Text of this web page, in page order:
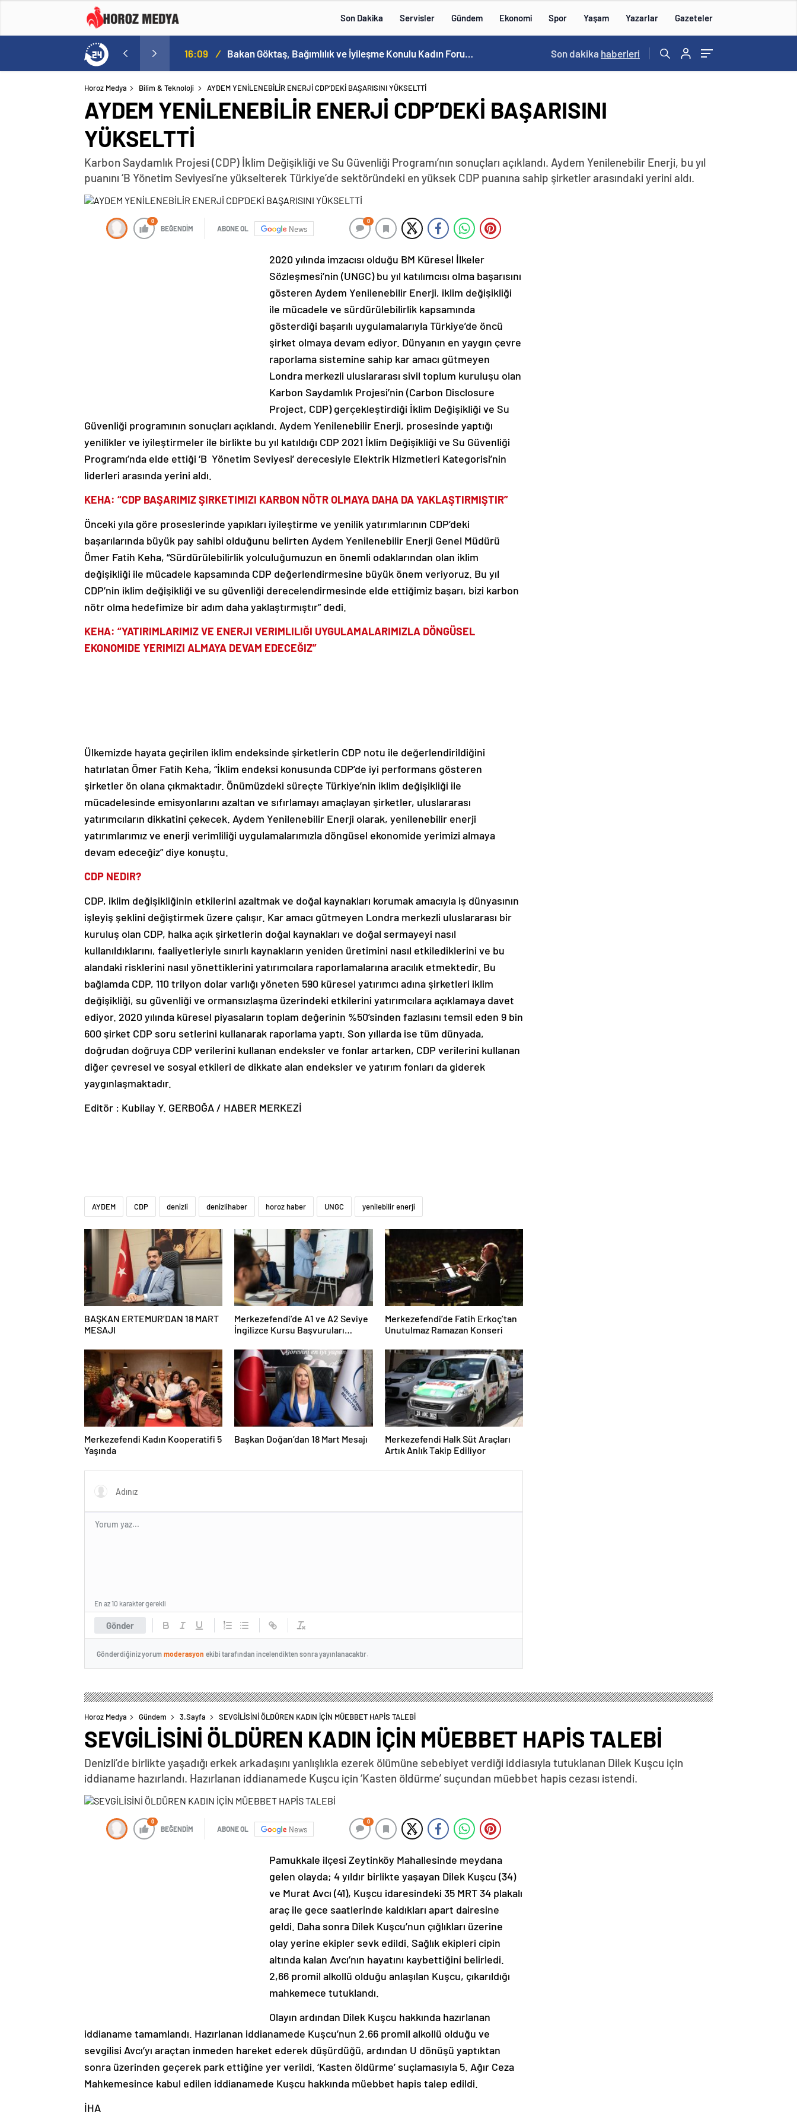
Son Dakika Servisler Gündem Ekonomi Spor Yaşam Yazarlar Gazeteler
16:09 / Bakan Göktaş, Bağımlılık ve İyileşme Konulu Kadın Forumu’nda konuştu: 15:59 /
Son dakika haberleri
Horoz Medya Bilim & Teknoloji AYDEM YENİLENEBİLİR ENERJİ CDP’DEKİ BAŞARISINI YÜKSELTTİ
AYDEM YENİLENEBİLİR ENERJİ CDP’DEKİ BAŞARISINI
YÜKSELTTİ
Karbon Saydamlık Projesi (CDP) İklim Değişikliği ve Su Güvenliği Programı’nın sonuçları açıklandı. Aydem Yenilenebilir Enerji, bu yıl
puanını ‘B Yönetim Seviyesi’ne yükselterek Türkiye’de sektöründeki en yüksek CDP puanına sahip şirketler arasındaki yerini aldı.
0
BEĞENDİM ABONE OL News
0
2020 yılında imzacısı olduğu BM Küresel İlkeler
Sözleşmesi’nin (UNGC) bu yıl katılımcısı olma başarısını
gösteren Aydem Yenilenebilir Enerji, iklim değişikliği
ile mücadele ve sürdürülebilirlik kapsamında
gösterdiği başarılı uygulamalarıyla Türkiye’de öncü
şirket olmaya devam ediyor. Dünyanın en yaygın çevre
raporlama sistemine sahip kar amacı gütmeyen
Londra merkezli uluslararası sivil toplum kuruluşu olan
Karbon Saydamlık Projesi’nin (Carbon Disclosure
Project, CDP) gerçekleştirdiği İklim Değişikliği ve Su
Güvenliği programının sonuçları açıklandı. Aydem Yenilenebilir Enerji, prosesinde yaptığı
yenilikler ve iyileştirmeler ile birlikte bu yıl katıldığı CDP 2021 İklim Değişikliği ve Su Güvenliği
Programı’nda elde ettiği ‘B Yönetim Seviyesi’ derecesiyle Elektrik Hizmetleri Kategorisi’nin
liderleri arasında yerini aldı.
KEHA: “CDP BAŞARIMIZ ŞIRKETIMIZI KARBON NÖTR OLMAYA DAHA DA YAKLAŞTIRMIŞTIR”
Önceki yıla göre proseslerinde yapıkları iyileştirme ve yenilik yatırımlarının CDP’deki
başarılarında büyük pay sahibi olduğunu belirten Aydem Yenilenebilir Enerji Genel Müdürü
Ömer Fatih Keha, “Sürdürülebilirlik yolculuğumuzun en önemli odaklarından olan iklim
değişikliği ile mücadele kapsamında CDP değerlendirmesine büyük önem veriyoruz. Bu yıl
CDP’nin iklim değişikliği ve su güvenliği derecelendirmesinde elde ettiğimiz başarı, bizi karbon
nötr olma hedefimize bir adım daha yaklaştırmıştır” dedi.
KEHA: “YATIRIMLARIMIZ VE ENERJI VERIMLILIĞI UYGULAMALARIMIZLA DÖNGÜSEL
EKONOMIDE YERIMIZI ALMAYA DEVAM EDECEĞIZ”
Ülkemizde hayata geçirilen iklim endeksinde şirketlerin CDP notu ile değerlendirildiğini
hatırlatan Ömer Fatih Keha, “İklim endeksi konusunda CDP’de iyi performans gösteren
şirketler ön olana çıkmaktadır. Önümüzdeki süreçte Türkiye’nin iklim değişikliği ile
mücadelesinde emisyonlarını azaltan ve sıfırlamayı amaçlayan şirketler, uluslararası
yatırımcıların dikkatini çekecek. Aydem Yenilenebilir Enerji olarak, yenilenebilir enerji
yatırımlarımız ve enerji verimliliği uygulamalarımızla döngüsel ekonomide yerimizi almaya
devam edeceğiz” diye konuştu.
CDP NEDIR?
CDP, iklim değişikliğinin etkilerini azaltmak ve doğal kaynakları korumak amacıyla iş dünyasının
işleyiş şeklini değiştirmek üzere çalışır. Kar amacı gütmeyen Londra merkezli uluslararası bir
kuruluş olan CDP, halka açık şirketlerin doğal kaynakları ve doğal sermayeyi nasıl
kullanıldıklarını, faaliyetleriyle sınırlı kaynakların yeniden üretimini nasıl etkilediklerini ve bu
alandaki risklerini nasıl yönettiklerini yatırımcılara raporlamalarına aracılık etmektedir. Bu
bağlamda CDP, 110 trilyon dolar varlığı yöneten 590 küresel yatırımcı adına şirketleri iklim
değişikliği, su güvenliği ve ormansızlaşma üzerindeki etkilerini yatırımcılara açıklamaya davet
ediyor. 2020 yılında küresel piyasaların toplam değerinin %50’sinden fazlasını temsil eden 9 bin
600 şirket CDP soru setlerini kullanarak raporlama yaptı. Son yıllarda ise tüm dünyada,
doğrudan doğruya CDP verilerini kullanan endeksler ve fonlar artarken, CDP verilerini kullanan
diğer çevresel ve sosyal etkileri de dikkate alan endeksler ve yatırım fonları da giderek
yaygınlaşmaktadır.
Editör : Kubilay Y. GERBOĞA / HABER MERKEZİ
AYDEM CDP denizli denizlihaber horoz haber UNGC yenilebilir enerji
BAŞKAN ERTEMUR’DAN 18 MART
MESAJI
Merkezefendi’de A1 ve A2 Seviye
İngilizce Kursu Başvuruları
Merkezefendi’de Fatih Erkoç’tan
Unutulmaz Ramazan Konseri
Merkezefendi Kadın Kooperatifi 5
Yaşında
Başkan Doğan’dan 18 Mart Mesajı
Merkezefendi Halk Süt Araçları
Artık Anlık Takip Ediliyor
Gönder
En az 10 karakter gerekli
Gönderdiğiniz yorum moderasyon ekibi tarafından incelendikten sonra yayınlanacaktır.
Horoz Medya Gündem 3.Sayfa SEVGİLİSİNİ ÖLDÜREN KADIN İÇİN MÜEBBET HAPİS TALEBİ
SEVGİLİSİNİ ÖLDÜREN KADIN İÇİN MÜEBBET HAPİS TALEBİ
Denizli’de birlikte yaşadığı erkek arkadaşını yanlışlıkla ezerek ölümüne sebebiyet verdiği iddiasıyla tutuklanan Dilek Kuşcu için
iddianame hazırlandı. Hazırlanan iddianamede Kuşcu için ‘Kasten öldürme’ suçundan müebbet hapis cezası istendi.
0
BEĞENDİM ABONE OL News
0
Pamukkale ilçesi Zeytinköy Mahallesinde meydana
gelen olayda; 4 yıldır birlikte yaşayan Dilek Kuşcu (34)
ve Murat Avcı (41), Kuşcu idaresindeki 35 MRT 34 plakalı
araç ile gece saatlerinde kaldıkları apart dairesine
geldi. Daha sonra Dilek Kuşcu’nun çığlıkları üzerine
olay yerine ekipler sevk edildi. Sağlık ekipleri cipin
altında kalan Avcı’nın hayatını kaybettiğini belirledi.
2,66 promil alkollü olduğu anlaşılan Kuşcu, çıkarıldığı
mahkemece tutuklandı.
Olayın ardından Dilek Kuşcu hakkında hazırlanan
iddianame tamamlandı. Hazırlanan iddianamede Kuşcu’nun 2.66 promil alkollü olduğu ve
sevgilisi Avcı’yı araçtan inmeden hareket ederek düşürdüğü, ardından U dönüşü yaptıktan
sonra üzerinden geçerek park ettiğine yer verildi. ‘Kasten öldürme’ suçlamasıyla 5. Ağır Ceza
Mahkemesince kabul edilen iddianamede Kuşcu hakkında müebbet hapis talep edildi.
İHA